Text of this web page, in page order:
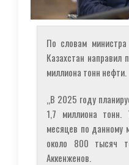
По словам
Казахстан направил
миллиона тонн нефти.
„В 2025 году
1,7 миллиона тонн.
месяцев по данному
около 800 тысяч
Аккенженов.